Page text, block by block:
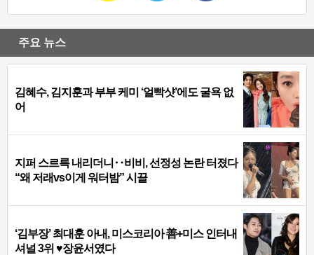
주요 뉴스
김혜수, 김지훈과 부부 케미 ‘얼빡샷’에도 굴욕 없
어
지퍼 스르륵 내리더니‥비비, 선정성 논란 터졌다
“왜 저래vs이게 워터밤” 시끌
‘김부장’ 최대훈 아내, 미스코리아 善+미스 인터내
셔널 3위 ♥장윤서였다